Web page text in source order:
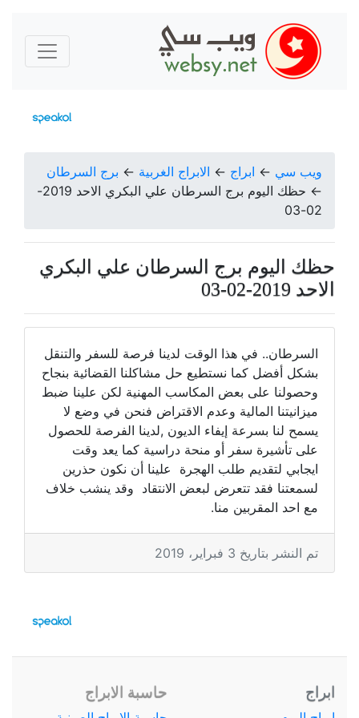
ويب سي ← ابراج ← الابراج الغربية ← برج السرطان
←
حظك اليوم برج السرطان علي البكري الاحد 2019-
02-03
حظك اليوم برج السرطان علي البكري
الاحد 2019-02-03
السرطان.. في هذا الوقت لدينا فرصة للسفر والتنقل
بشكل أفضل كما نستطيع حل مشاكلنا القضائية بنجاح
وحصولنا على بعض المكاسب المهنية لكن علينا ضبط
ميزانيتنا المالية وعدم الاقتراض فنحن في وضع لا
يسمح لنا بسرعة إيفاء الديون ,لدينا الفرصة للحصول
على تأشيرة سفر أو منحة دراسية كما يعد وقت
ايجابي لتقديم طلب الهجرة علينا أن نكون حذرين
لسمعتنا فقد تتعرض لبعض الانتقاد وقد ينشب خلاف
مع احد المقربين منا.
تم النشر بتاريخ 3 فبراير، 2019
ابراج حاسبة الابراج